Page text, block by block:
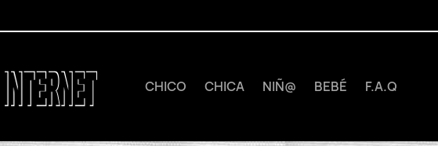
CHICO CHICA NIÑ@ BEBÉ F.A.Q